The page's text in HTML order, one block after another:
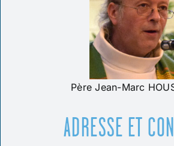
Père Jean-Marc
ADRESSE ET